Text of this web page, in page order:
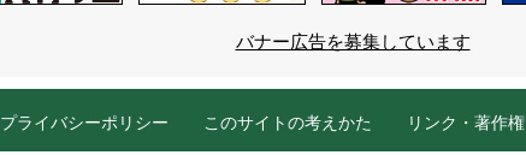
バナー広告を募集しています
プライバシーポリシー このサイトの考えかた リンク・著作権